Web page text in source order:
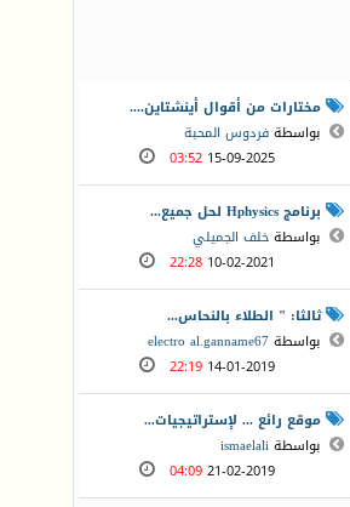
مختارات من أقوال أينشتاين....
بواسطةفردوس المحبة
15-09-2025
03:52
برنامج Hphysics لحل جميع...
بواسطةخلف الجميلي
10-02-2021
22:28
ثالثا: " الطلاء بالنحاس...
بواسطةelectro al.ganname67
14-01-2019
22:19
موقع رائع ... لإستراتيجيات...
بواسطةismaelali
21-02-2019
04:09